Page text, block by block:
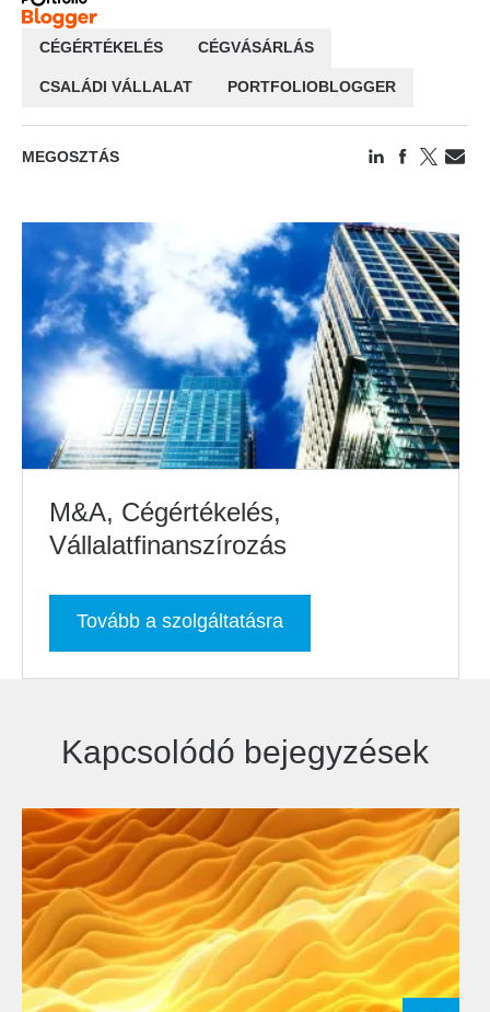
CÉGÉRTÉKELÉS CÉGVÁSÁRLÁS
CSALÁDI VÁLLALAT PORTFOLIOBLOGGER
MEGOSZTÁS
M&A, Cégértékelés,
Vállalatfinanszírozás
Tovább a szolgáltatásra
Kapcsolódó bejegyzések